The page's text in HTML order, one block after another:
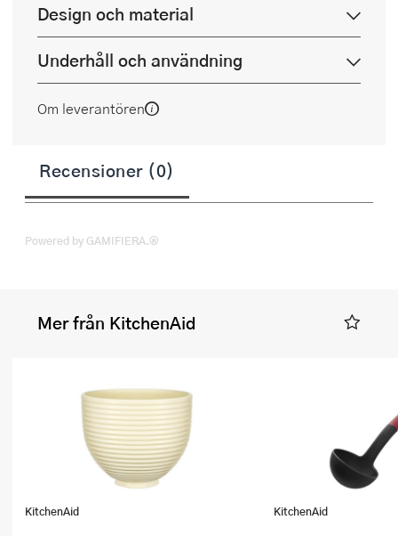
Design och material
Underhåll och användning
Om leverantören
Recensioner (0)
Powered by GAMIFIERA.®
Mer från KitchenAid
KitchenAid KitchenAid